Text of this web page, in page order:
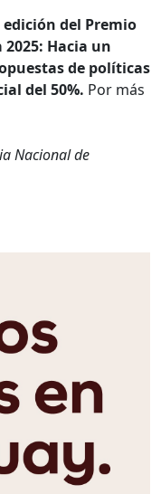
edición del Premio
Hacia un
de políticas
del 50%. Por más
Nacional de